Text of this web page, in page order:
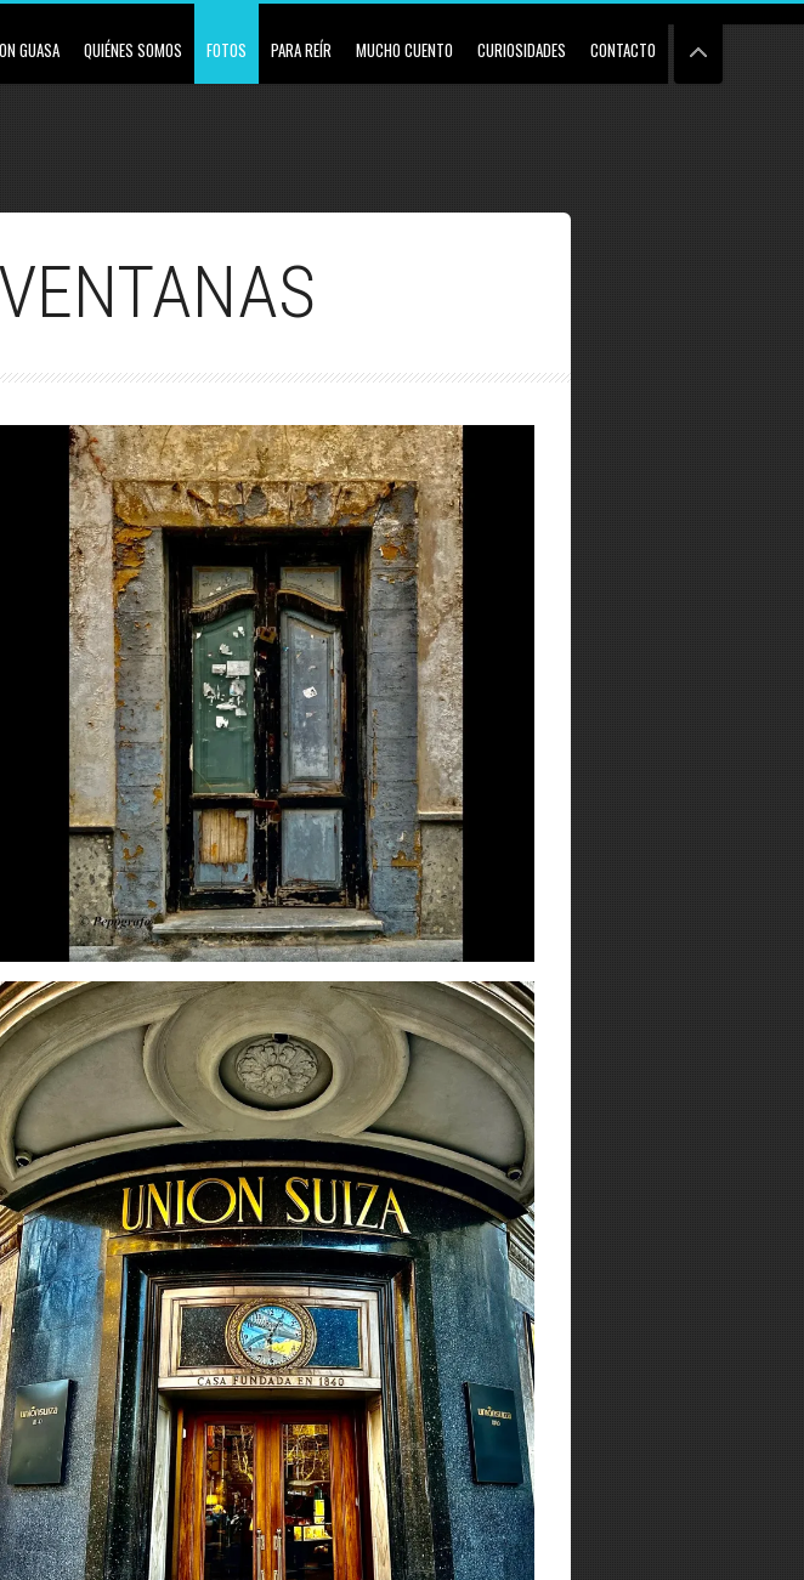
GUASA QUIÉNES SOMOS FOTOS PARA REÍR MUCHO CUENTO CURIOSIDADES CONTACTO